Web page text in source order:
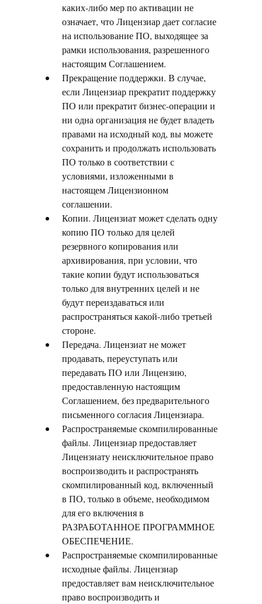
каких-либо мер по активации не
означает, что Лицензиар дает согласие
на использование ПО, выходящее за
рамки использования, разрешенного
настоящим Соглашением.
Прекращение поддержки. В случае,
если Лицензиар прекратит поддержку
ПО или прекратит бизнес-операции и
ни одна организация не будет владеть
правами на исходный код, вы можете
сохранить и продолжать использовать
ПО только в соответствии с
условиями, изложенными в
настоящем Лицензионном
соглашении.
Копии. Лицензиат может сделать одну
копию ПО только для целей
резервного копирования или
архивирования, при условии, что
такие копии будут использоваться
только для внутренних целей и не
будут переиздаваться или
распространяться какой-либо третьей
стороне.
Передача. Лицензиат не может
продавать, переуступать или
передавать ПО или Лицензию,
предоставленную настоящим
Соглашением, без предварительного
письменного согласия Лицензиара.
Распространяемые скомпилированные
файлы. Лицензиар предоставляет
Лицензиату неисключительное право
воспроизводить и распространять
скомпилированный код, включенный
в ПО, только в объеме, необходимом
для его включения в
РАЗРАБОТАННОЕ ПРОГРАММНОЕ
ОБЕСПЕЧЕНИЕ.
Распространяемые скомпилированные
исходные файлы. Лицензиар
предоставляет вам неисключительное
право воспроизводить и